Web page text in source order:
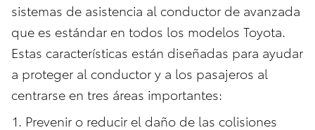
sistemas de asistencia al conductor de avanzada
que es estándar en todos los modelos Toyota.
Estas características están diseñadas para ayudar
a proteger al conductor y a los pasajeros al
centrarse en tres áreas importantes:
Prevenir o reducir el daño de las colisiones